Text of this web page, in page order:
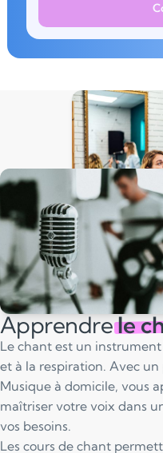
Apprendrele
Le chant est un
et à la respiration. Avec
Musique à domicile, vous
maîtriser votre voix dans
vos besoins.
Les cours de chant